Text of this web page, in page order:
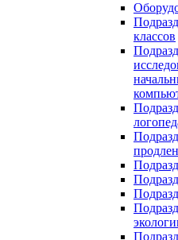
классов